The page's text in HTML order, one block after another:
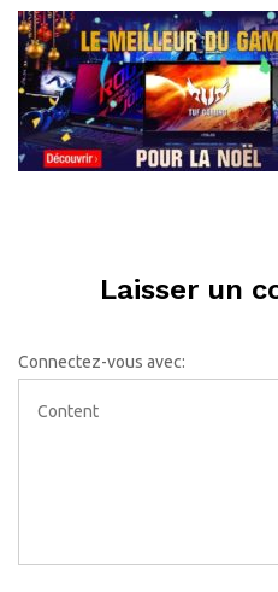
Laisser un
Connectez-vous avec: